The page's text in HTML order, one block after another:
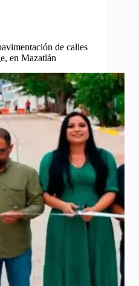
de calles
en Mazatlán